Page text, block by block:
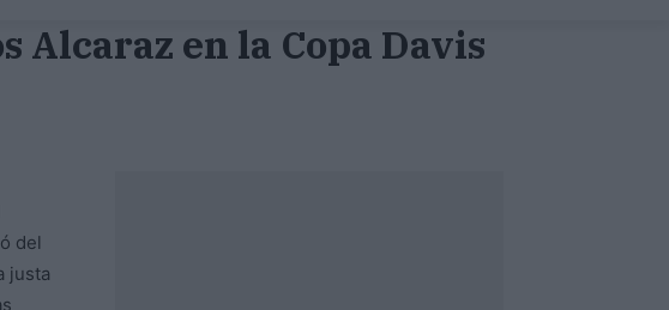
Alcaraz en la Copa Davis
del
justa